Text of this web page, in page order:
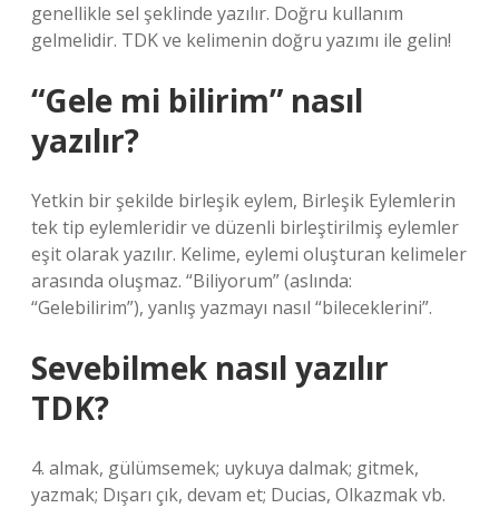
genellikle sel şeklinde yazılır. Doğru kullanım
gelmelidir. TDK ve kelimenin doğru yazımı ile gelin!
“Gele mi bilirim” nasıl
yazılır?
Yetkin bir şekilde birleşik eylem, Birleşik Eylemlerin
tek tip eylemleridir ve düzenli birleştirilmiş eylemler
eşit olarak yazılır. Kelime, eylemi oluşturan kelimeler
arasında oluşmaz. “Biliyorum” (aslında:
“Gelebilirim”), yanlış yazmayı nasıl “bileceklerini”.
Sevebilmek nasıl yazılır
TDK?
4. almak, gülümsemek; uykuya dalmak; gitmek,
yazmak; Dışarı çık, devam et; Ducias, Olkazmak vb.